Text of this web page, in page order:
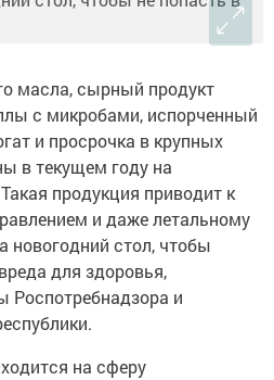
масла, сырный продукт
с микробами, испорченный
и просрочка в крупных
в текущем году на
продукция приводит к
и даже летальному
новогодний стол, чтобы
для здоровья,
Роспотребнадзора и
на сферу